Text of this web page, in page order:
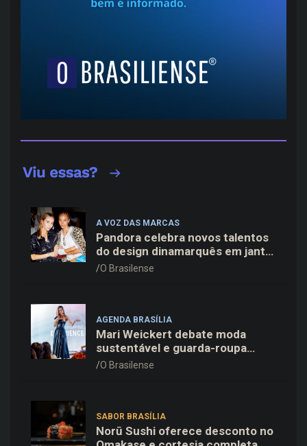
A VOZ DAS MARCAS
Pandora celebra novos talentos
do design dinamarquês em jantar
exclusivo no restaurante Daphne
O Brasilense
AGENDA BRASÍLIA
Mari Weickert debate moda
sustentável e guarda-roupa
inteligente no ParkShopping
O Brasilense
SABOR BRASÍLIA
Norū Sushi oferece desconto no